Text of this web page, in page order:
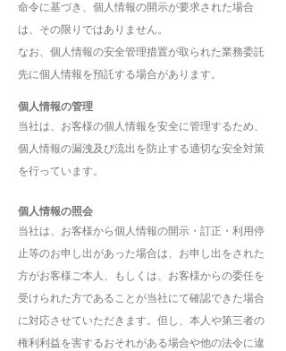
命令に基づき、個人情報の開示が要求された場合
は、その限りではありません。
なお、個人情報の安全管理措置が取られた業務委託
先に個人情報を預託する場合があります。
個人情報の管理
当社は、お客様の個人情報を安全に管理するため、
個人情報の漏洩及び流出を防止する適切な安全対策
を行っています。
個人情報の照会
当社は、お客様から個人情報の開示・訂正・利用停
止等のお申し出があった場合は、お申し出をされた
方がお客様ご本人、もしくは、お客様からの委任を
受けられた方であることが当社にて確認できた場合
に対応させていただきます。但し、本人や第三者の
権利利益を害するおそれがある場合や他の法令に違